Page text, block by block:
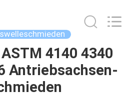
4140 4340
Antriebsachsen-